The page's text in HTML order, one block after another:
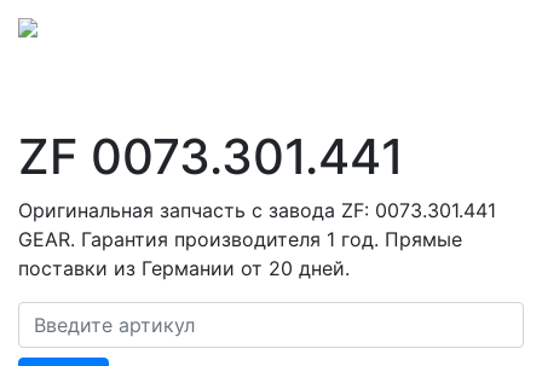
ZF 0073.301.441
Оригинальная запчасть с завода ZF: 0073.301.441
GEAR. Гарантия производителя 1 год. Прямые
поставки из Германии от 20 дней.